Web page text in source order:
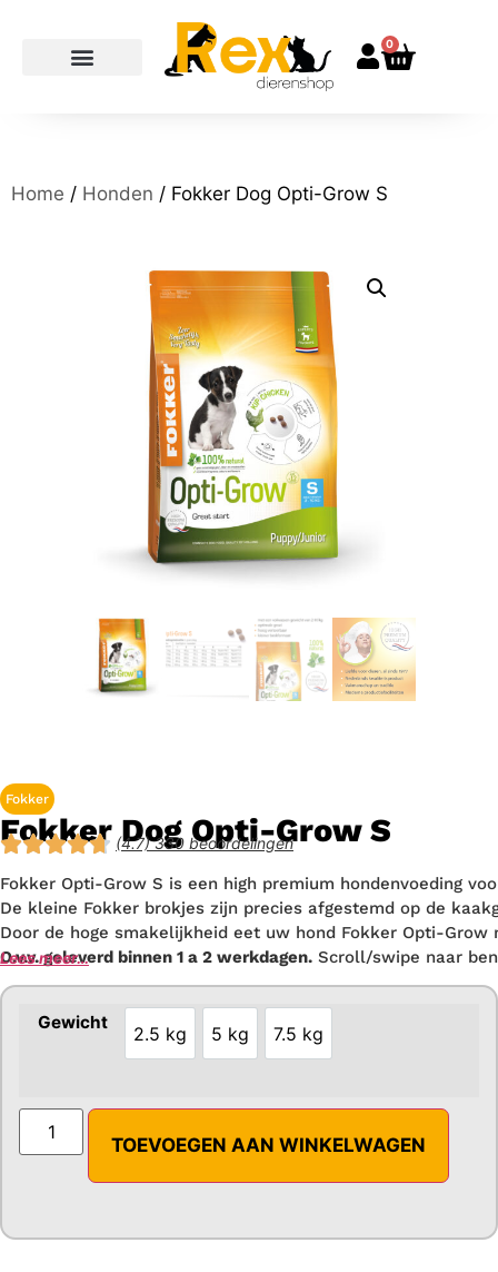
0
Home / Honden / Fokker Dog Opti-Grow S
Fokker
Fokker Dog Opti-Grow S
(4.7) 330 beoordelingen
Fokker Opti-Grow S is een high premium hondenvoeding
De kleine Fokker brokjes zijn precies afgestemd op de
Door de hoge smakelijkheid eet uw hond Fokker Opti-Grow
O.v.v. geleverd binnen 1 a 2 werkdagen. Scroll/swipe naar
Lees meer…
Gewicht
2.5 kg
2.5 kg
5 kg
5 kg
7.5 kg
7.5 kg
TOEVOEGEN AAN WINKELWAGEN